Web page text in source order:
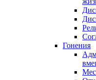
Гонения